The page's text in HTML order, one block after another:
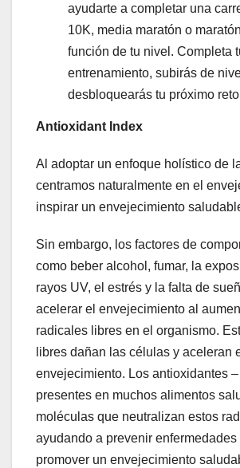
ayudarte a completar una
10K, media maratón o
función de tu nivel. Completa
entrenamiento, subirás de
desbloquearás tu próximo
Antioxidant Index
Al adoptar un enfoque holístico de
centramos naturalmente en el
inspirar un envejecimiento
Sin embargo, los factores de
como beber alcohol, fumar, la
rayos UV, el estrés y la falta de
acelerar el envejecimiento al
radicales libres en el organismo.
libres dañan las células y aceleran
envejecimiento. Los antioxidantes
presentes en muchos alimentos
moléculas que neutralizan estos
ayudando a prevenir enfermedades
promover un envejecimiento